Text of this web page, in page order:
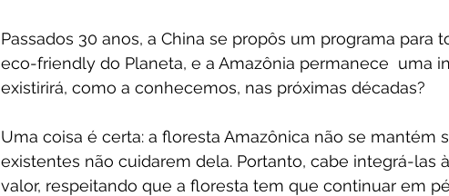
Passados 30 anos, a China se propôs um programa para
eco-friendly do Planeta, e a Amazônia permanece  uma
existirirá, como a conhecemos, nas próximas décadas?
Uma coisa é certa: a floresta Amazônica não se mantém
existentes não cuidarem dela. Portanto, cabe integrá-las
valor, respeitando que a floresta tem que continuar em